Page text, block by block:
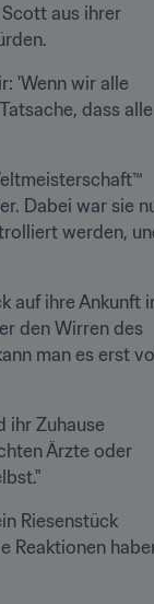
aus ihrer
'Wenn wir alle
dass alle
Dabei war sie
werden,
auf ihre Ankunft
den Wirren des
man es erst
ihr Zuhause
Ärzte oder
Riesenstück
Reaktionen